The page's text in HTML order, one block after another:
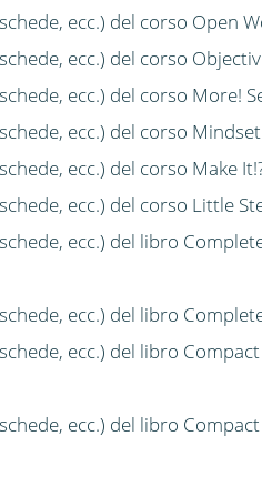
ecc.) del corso Open
ecc.) del corso
ecc.) del corso More!
ecc.) del corso Mindset
ecc.) del corso Make
ecc.) del corso Little
ecc.) del libro
ecc.) del libro
ecc.) del libro
ecc.) del libro